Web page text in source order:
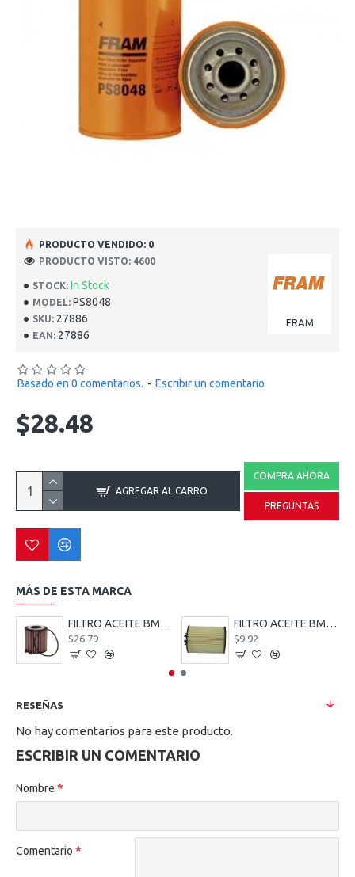
STOCK: In Stock
MODEL: PS8048
SKU: 27886
EAN: 27886
FRAM
PRODUCTO VENDIDO: 0
PRODUCTO VISTO: 4600
Basado en 0 comentarios. - Escribir un comentario
$28.48
AGREGAR AL CARRO
COMPRA AHORA
PREGUNTAS
MÁS DE ESTA MARCA
FILTRO ACEITE BMW TIENE QUE BUSCAR EN EL CATALOGO DE FRAM TIENES MUCHA APLICACIONES ELEMENTOS ID1.615 OD2.876 H3.113
$26.79
FILTRO ACEITE BMW TIENE QUE BUSCAR EN EL CATALOGO DE FRAM TIENES MUCHA APLICACIONES IDB1.26 IDT0.36 OD2.87 H4.06
$9.92
RESEÑAS
No hay comentarios para este producto.
ESCRIBIR UN COMENTARIO
Nombre
Comentario